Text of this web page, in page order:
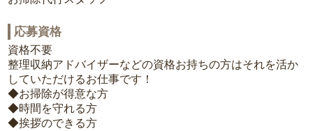
応募資格
資格不要
整理収納アドバイザーなどの資格お持ちの方はそれを活か
していただけるお仕事です！
◆お掃除が得意な方
◆時間を守れる方
◆挨拶のできる方